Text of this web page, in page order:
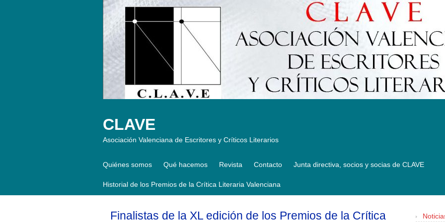
CLAVE
Asociación Valenciana de Escritores y Críticos Literarios
Quiénes somos Qué hacemos Revista Contacto Junta directiva, socios y socias de CLAVE
Historial de los Premios de la Crítica Literaria Valenciana
Finalistas de la XL edición de los Premios de la Crítica